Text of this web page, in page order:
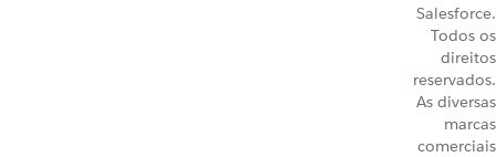
Salesforce.
Todos os
direitos
reservados.
As diversas
marcas
comerciais